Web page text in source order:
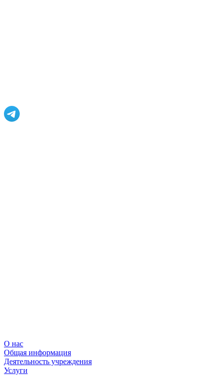
О нас
Общая информация
Деятельность учреждения
Услуги